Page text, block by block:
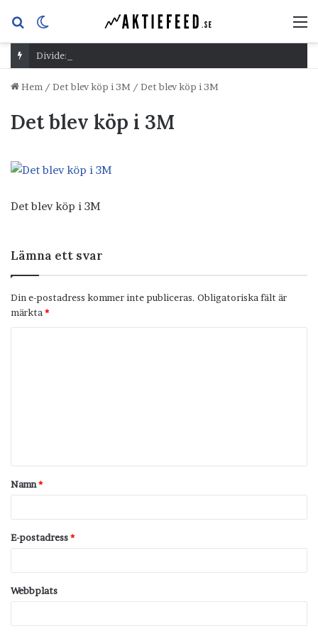
Sök
efterskin
Dividend Overshoot Day
Hem / Det blev köp i 3M / Det blev köp i 3M
Det blev köp i 3M
Det blev köp i 3M
Lämna ett svar
Din e-postadress kommer inte publiceras. Obligatoriska fält är
märkta *
t
a
Namn*
E-postadress*
Webbplats